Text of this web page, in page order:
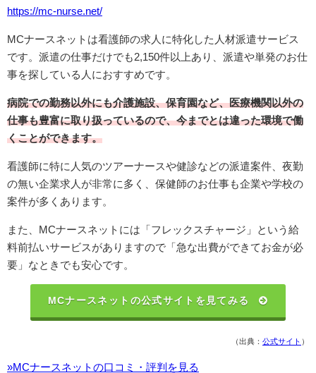
https://mc-nurse.net/
MCナースネットは看護師の求人に特化した人材派遣サービス
です。派遣の仕事だけでも2,150件以上あり、派遣や単発のお仕
事を探している人におすすめです。
病院での勤務以外にも介護施設、保育園など、医療機関以外の
仕事も豊富に取り扱っているので、今までとは違った環境で働
くことができます。
看護師に特に人気のツアーナースや健診などの派遣案件、夜勤
の無い企業求人が非常に多く、保健師のお仕事も企業や学校の
案件が多くあります。
また、MCナースネットには「フレックスチャージ」という給
料前払いサービスがありますので「急な出費ができてお金が必
要」なときでも安心です。
MCナースネットの公式サイトを見てみる
（出典： 公式サイト ）
»MCナースネットの口コミ・評判を見る